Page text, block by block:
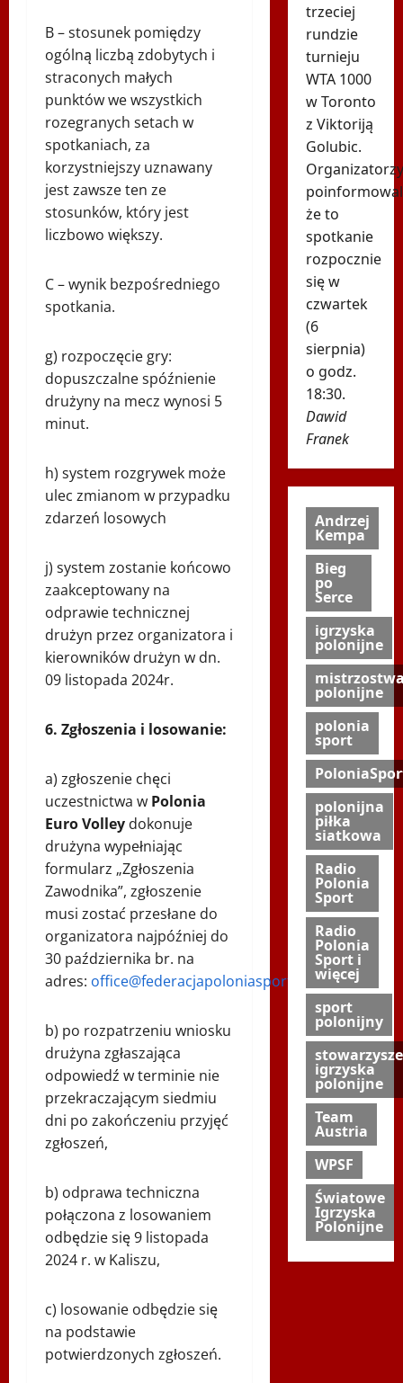
B – stosunek pomiędzy
ogólną liczbą zdobytych i
straconych małych
punktów we wszystkich
rozegranych setach w
spotkaniach, za
korzystniejszy uznawany
jest zawsze ten ze
stosunków, który jest
liczbowo większy.
C – wynik bezpośredniego
spotkania.
g) rozpoczęcie gry:
dopuszczalne spóźnienie
drużyny na mecz wynosi 5
minut.
h) system rozgrywek może
ulec zmianom w przypadku
zdarzeń losowych
j) system zostanie końcowo
zaakceptowany na
odprawie technicznej
drużyn przez organizatora i
kierowników drużyn w dn.
09 listopada 2024r.
6. Zgłoszenia i losowanie:
a) zgłoszenie chęci
uczestnictwa w Polonia
Euro Volley dokonuje
drużyna wypełniając
formularz „Zgłoszenia
Zawodnika”, zgłoszenie
musi zostać przesłane do
organizatora najpóźniej do
30 października br. na
adres: office@federacjapoloniasport.org,
b) po rozpatrzeniu wniosku
drużyna zgłaszająca
odpowiedź w terminie nie
przekraczającym siedmiu
dni po zakończeniu przyjęć
zgłoszeń,
b) odprawa techniczna
połączona z losowaniem
odbędzie się 9 listopada
2024 r. w Kaliszu,
c) losowanie odbędzie się
na podstawie
potwierdzonych zgłoszeń.
trzeciej
rundzie
turnieju
WTA 1000
w Toronto
z Viktoriją
Golubic.
Organizatorzy
że to
spotkanie
rozpocznie
się w
czwartek
(6
sierpnia)
o godz.
18:30.
Dawid
Franek
Andrzej
Kempa
Bieg
po
Serce
igrzyska
polonijne
polonijne
polonia
sport
polonijna
piłka
siatkowa
Radio
Polonia
Sport
Radio
Polonia
Sport i
więcej
sport
polonijny
igrzyska
polonijne
Team
Austria
WPSF
Światowe
Igrzyska
Polonijne